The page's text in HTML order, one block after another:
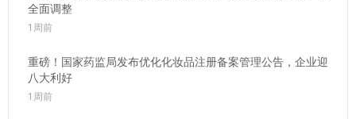
全面调整
1周前
重磅！国家药监局发布优化化妆品注册备案管理公告，企业迎
八大利好
1周前